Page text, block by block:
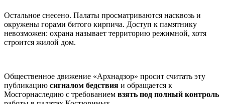
Остальное снесено. Палаты просматриваются насквозь и
окружены горами битого кирпича. Доступ к памятнику
невозможен: охрана называет территорию режимной, хотя
строится жилой дом.
Общественное движение «Архнадзор» просит считать эту
публикацию сигналом бедствия и обращается к
Мосгорнаследию с требованием взять под полный контроль